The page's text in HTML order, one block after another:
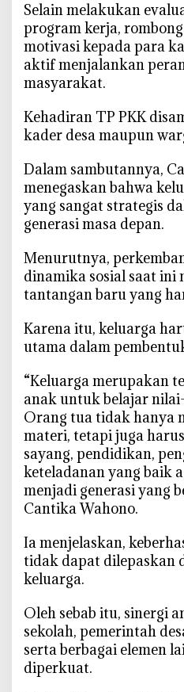
P
e
r
u
h
a
F
o
s
T
a
g
i
A
a
k
T
i
d
S
e
l
a
h
‎Selain melakukan
program kerja,
motivasi kepada para
aktif menjalankan
masyarakat.
‎Kehadiran TP PKK
kader desa maupun
‎Dalam sambutannya,
menegaskan bahwa
yang sangat strategis
generasi masa depan.
‎Menurutnya,
dinamika sosial saat ini
tantangan baru yang
‎Karena itu, keluarga
utama dalam
‎“Keluarga merupakan
anak untuk belajar
Orang tua tidak hanya
materi, tetapi juga
sayang, pendidikan,
keteladanan yang baik
menjadi generasi yang
Cantika Wahono.
‎Ia menjelaskan,
tidak dapat dilepaskan
keluarga.
‎Oleh sebab itu, sinergi
sekolah, pemerintah
serta berbagai elemen
diperkuat.